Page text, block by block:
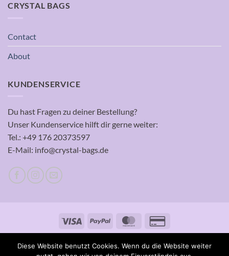
CRYSTAL BAGS
Contact
About
KUNDENSERVICE
Du hast Fragen zu deiner Bestellung?
Unser Kundenservice hilft dir gerne weiter:
Tel.: +49 176 20373597
E-Mail: info@crystal-bags.de
Visa PayPal MasterCard
Card
2
Diese Website benutzt Cookies. Wenn du die Website weiter